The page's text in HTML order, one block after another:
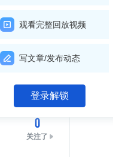
观看完整回放视频
写文章/发布动态
登录解锁
关注
0
关注了